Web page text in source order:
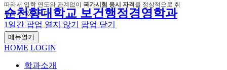
따라서 입학 연도와 관계없이 국가시험 응시 자격 을 정상적으로 취
득할 수 있습니다.
1일간 팝업 열지 않기 팝업 닫기
순천향대학교 보건행정경영학과
메뉴열기
HOME LOGIN
학과소개